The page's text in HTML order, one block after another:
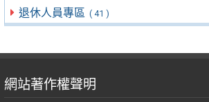
退休人員專區 ( 41 )
網站著作權聲明